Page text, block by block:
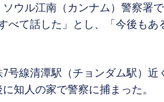
ウル江南（カンナム）警察署
て話した」とし、「今後もあ
号線清潭駅（チョンダム駅）近
知人の家で警察に捕まった。